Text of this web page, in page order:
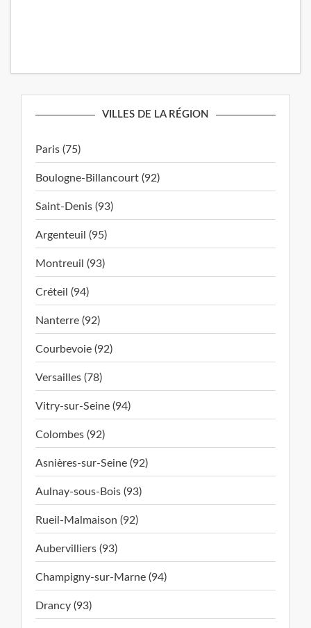
VILLES DE LA RÉGION
Paris (75)
Boulogne-Billancourt (92)
Saint-Denis (93)
Argenteuil (95)
Montreuil (93)
Créteil (94)
Nanterre (92)
Courbevoie (92)
Versailles (78)
Vitry-sur-Seine (94)
Colombes (92)
Asnières-sur-Seine (92)
Aulnay-sous-Bois (93)
Rueil-Malmaison (92)
Aubervilliers (93)
Champigny-sur-Marne (94)
Drancy (93)